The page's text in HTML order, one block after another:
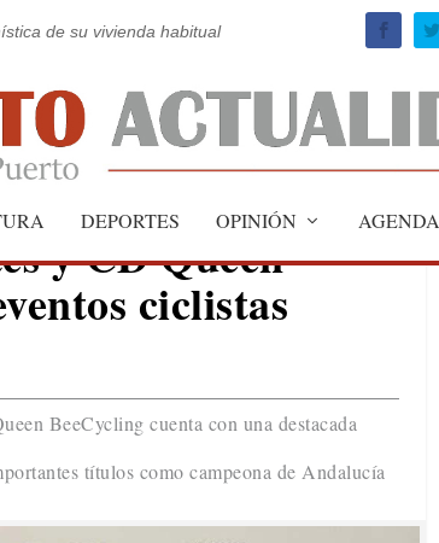
de su vivienda habitual
DEPORTES OPINIÓN AGENDA
y CD Queen
ciclistas
BeeCycling cuenta con una destacada
títulos como campeona de Andalucía